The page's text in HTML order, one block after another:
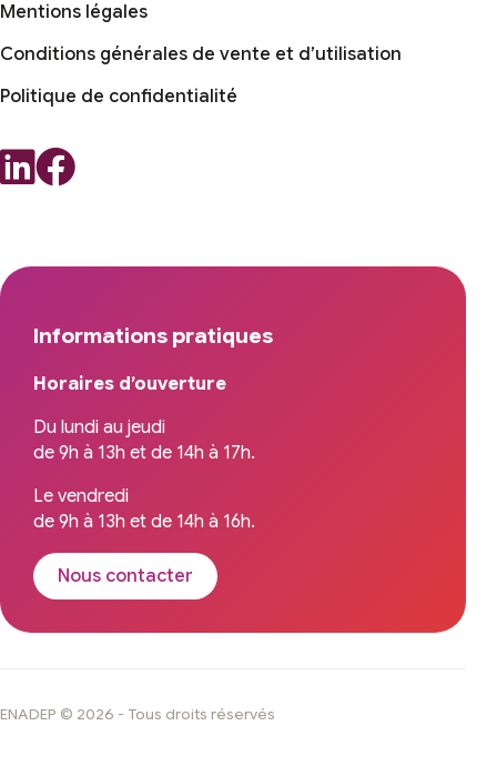
Mentions légales
Conditions générales de vente et d’utilisation
Politique de confidentialité
Informations pratiques
Horaires d’ouverture
Du lundi au jeudi
de 9h à 13h et de 14h à 17h.
Le vendredi
de 9h à 13h et de 14h à 16h.
Nous contacter
ENADEP © 2026 - Tous droits réservés